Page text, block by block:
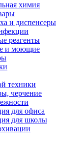
химия
и диспенсеры
реагенты
и моющие
техники
черчение
для офиса
для школы